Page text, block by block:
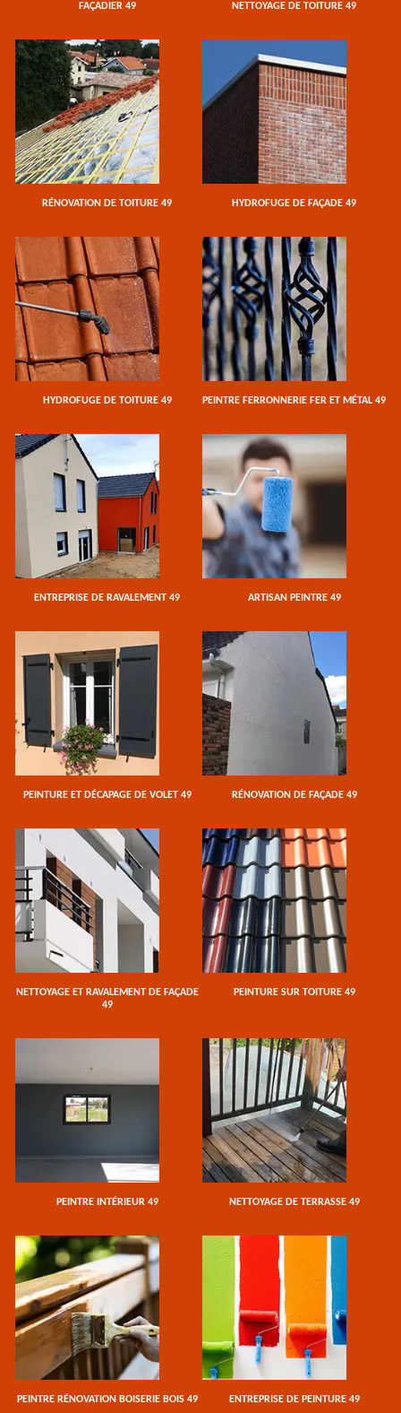
FAÇADIER 49 NETTOYAGE DE TOITURE 49
RÉNOVATION DE TOITURE 49 HYDROFUGE DE FAÇADE 49
HYDROFUGE DE TOITURE 49 PEINTRE FERRONNERIE FER ET MÉTAL 49
ENTREPRISE DE RAVALEMENT 49 ARTISAN PEINTRE 49
PEINTURE ET DÉCAPAGE DE VOLET 49 RÉNOVATION DE FAÇADE 49
NETTOYAGE ET RAVALEMENT DE FAÇADE
49
PEINTURE SUR TOITURE 49
PEINTRE INTÉRIEUR 49 NETTOYAGE DE TERRASSE 49
PEINTRE RÉNOVATION BOISERIE BOIS 49 ENTREPRISE DE PEINTURE 49